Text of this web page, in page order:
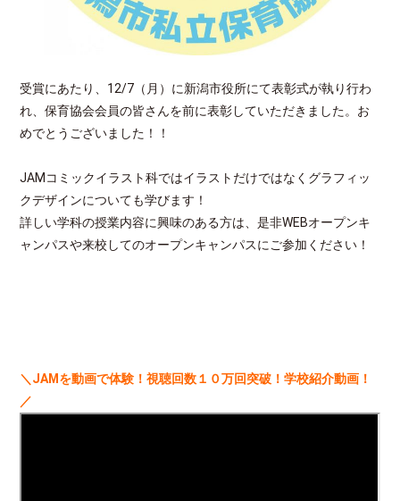
受賞にあたり、12/7（月）に新潟市役所にて表彰式が執り行わ
れ、保育協会会員の皆さんを前に表彰していただきました。お
めでとうございました！！
JAMコミックイラスト科ではイラストだけではなくグラフィッ
クデザインについても学びます！
詳しい学科の授業内容に興味のある方は、是非WEBオープンキ
ャンパスや来校してのオープンキャンパスにご参加ください！
＼JAMを動画で体験！視聴回数１０万回突破！学校紹介動画！
／